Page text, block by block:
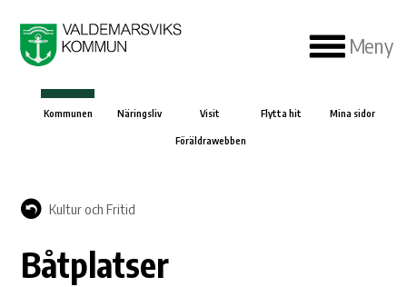
Meny
Kommunen Näringsliv Visit Flytta hit Mina sidor
Föräldrawebben
Kultur och Fritid
Båtplatser